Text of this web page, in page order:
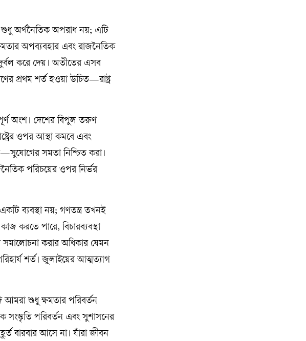
শুধু অর্থনৈতিক অপরাধ নয়; এটি
অপব্যবহার এবং রাজনৈতিক
দুর্বল করে দেয়। অতীতের এসব
প্রথম শর্ত হওয়া উচিত—রাষ্ট্র
অংশ। দেশের বিপুল তরুণ
ওপর আস্থা কমবে এবং
সমতা নিশ্চিত করা।
পরিচয়ের ওপর নির্ভর
ব্যবস্থা নয়; গণতন্ত্র তখনই
করতে পারে, বিচারব্যবস্থা
সমালোচনা করার অধিকার যেমন
শর্ত। জুলাইয়ের আত্মত্যাগ
শুধু ক্ষমতার পরিবর্তন
সংস্কৃতি পরিবর্তন এবং সুশাসনের
বারবার আসে না। যাঁরা জীবন